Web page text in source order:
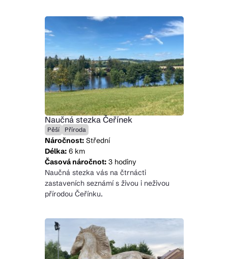
Naučná stezka Čeřínek
Pěší Příroda
Náročnost:Střední
Délka:6 km
Časová náročnot:3 hodiny
Naučná stezka vás na čtrnácti
zastaveních seznámí s živou i neživou
přírodou Čeřínku.